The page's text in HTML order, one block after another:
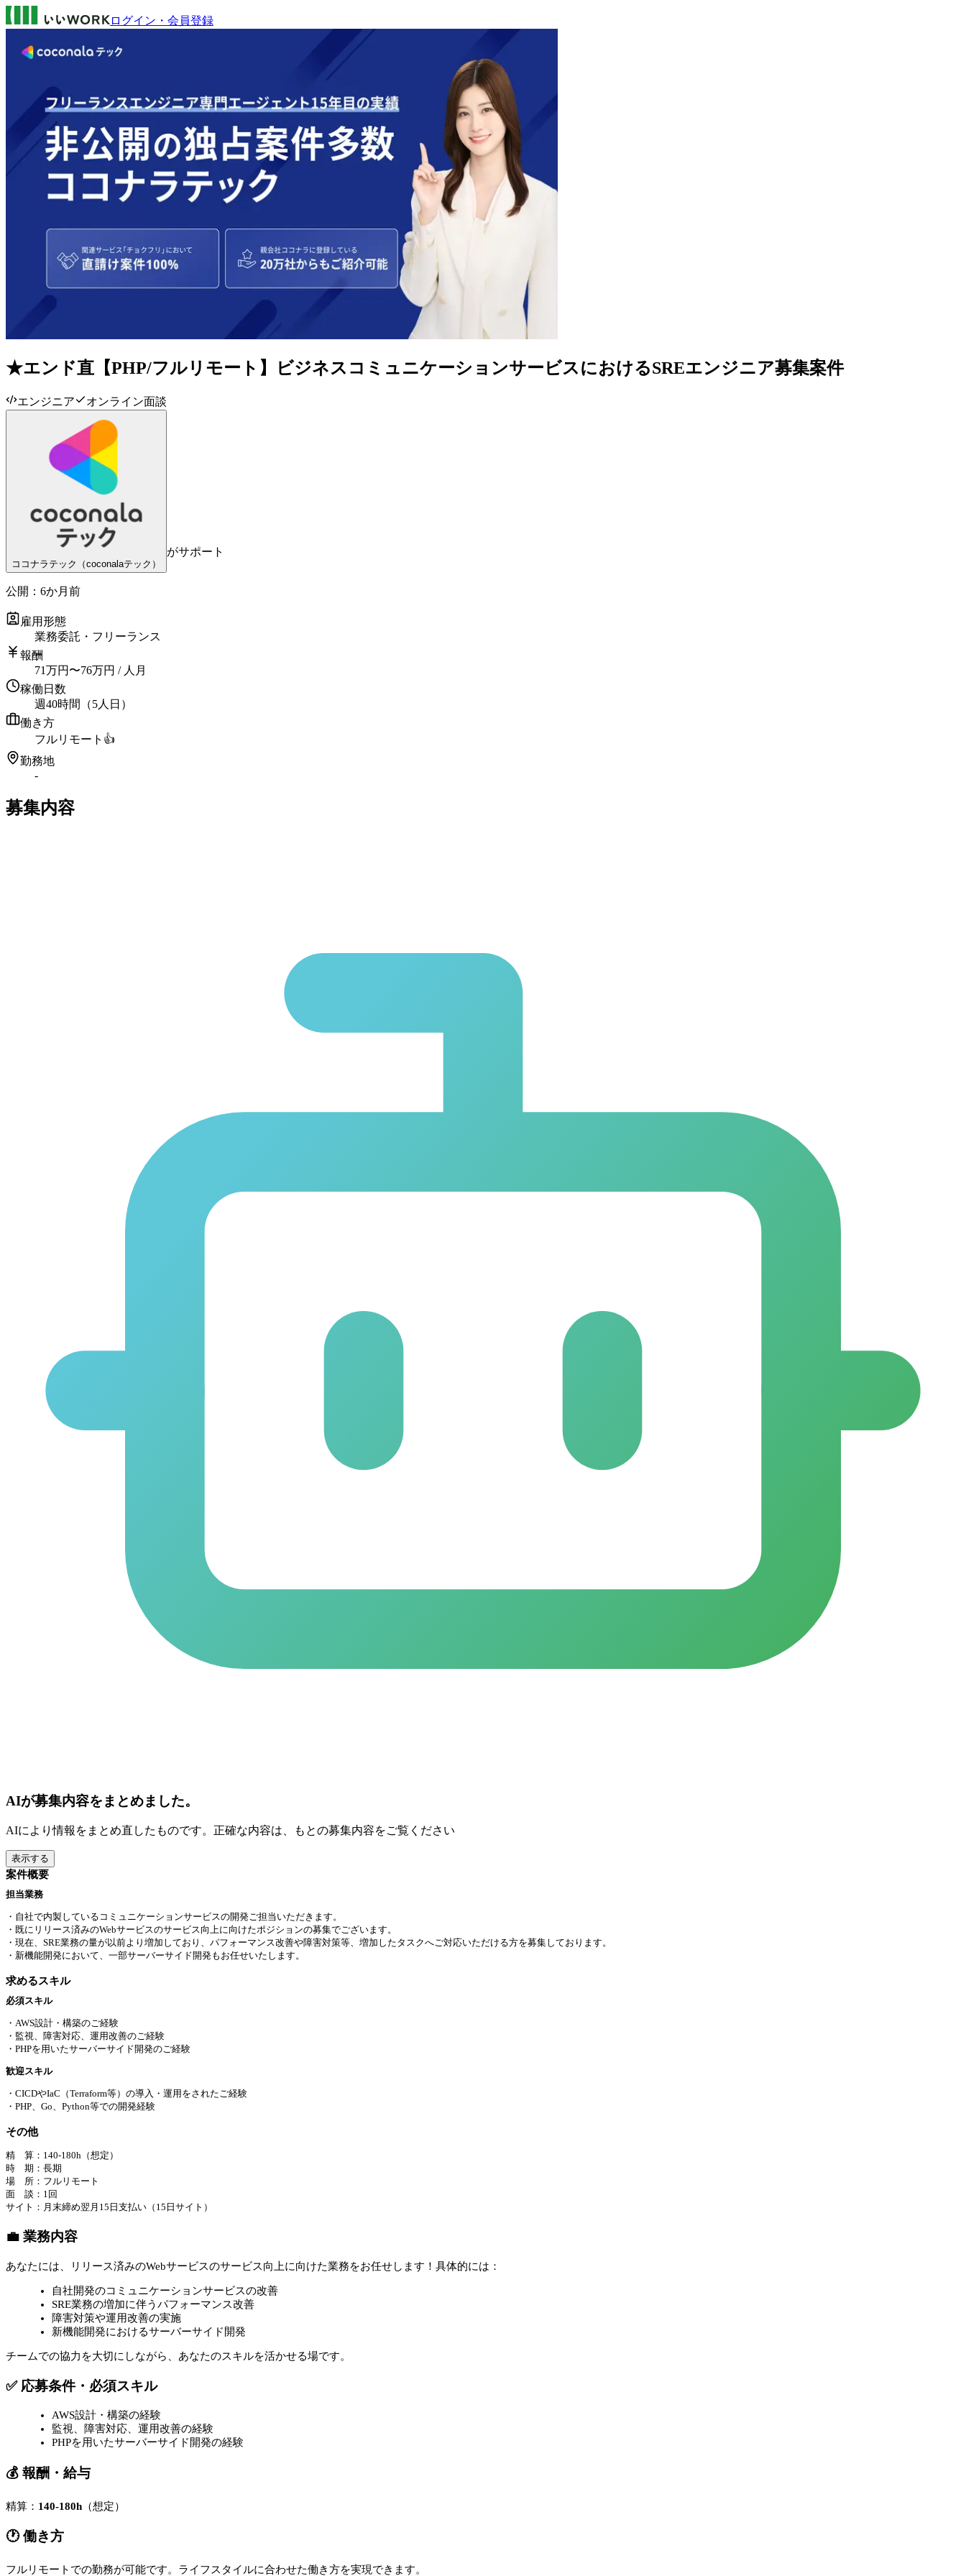
ログイン・会員登録
★エンド直【PHP/フルリモート】ビジネスコミュニケーションサービスにおけるSREエンジニア募集案件
エンジニア オンライン面談
ココナラテック（coconalaテック）
がサポート
公開： 6か月前
雇用形態
業務委託・フリーランス
報酬
71万円 〜76万円 / 人月
稼働日数
週40時間（5人日）
働き方
フルリモート 👍
勤務地
-
募集内容
AIが募集内容をまとめました。
AIにより情報をまとめ直したものです。正確な内容は、もとの募集内容をご覧ください
表示する
案件概要
担当業務
・自社で内製しているコミュニケーションサービスの開発ご担当いただきます。
・既にリリース済みのWebサービスのサービス向上に向けたポジションの募集でございます。
・現在、SRE業務の量が以前より増加しており、パフォーマンス改善や障害対策等、増加したタスクへご対応いただける方を募集しております。
・新機能開発において、一部サーバーサイド開発もお任せいたします。
求めるスキル
必須スキル
・AWS設計・構築のご経験
・監視、障害対応、運用改善のご経験
・PHPを用いたサーバーサイド開発のご経験
歓迎スキル
・CICDやIaC（Terraform等）の導入・運用をされたご経験
・PHP、Go、Python等での開発経験
その他
精 算：140-180h（想定）
時 期：長期
場 所：フルリモート
面 談：1回
サイト：月末締め翌月15日支払い（15日サイト）
💼 業務内容
あなたには、リリース済みのWebサービスのサービス向上に向けた業務をお任せします！具体的には：
自社開発のコミュニケーションサービスの改善
SRE業務の増加に伴うパフォーマンス改善
障害対策や運用改善の実施
新機能開発におけるサーバーサイド開発
チームでの協力を大切にしながら、あなたのスキルを活かせる場です。
✅ 応募条件・必須スキル
AWS設計・構築の経験
監視、障害対応、運用改善の経験
PHPを用いたサーバーサイド開発の経験
💰 報酬・給与
精算： 140-180h （想定）
🕐 働き方
フルリモートでの勤務が可能です。ライフスタイルに合わせた働き方を実現できます。